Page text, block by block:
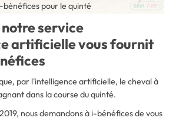
bénéfices pour le quinté
service
artificielle vous fournit
par l'intelligence artificielle, le cheval à
dans la course du quinté.
nous demandons à i-bénéfices de vous